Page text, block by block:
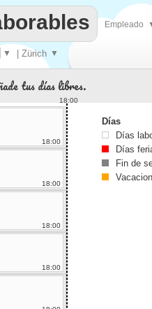
▼ | Zürich ▼
Empleado
tus días libres.
18:00
18:00
18:00
18:00
18:00
Días
Días
Días
Fin de